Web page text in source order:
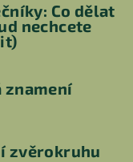
Co dělat
nechcete
znamení
zvěrokruhu